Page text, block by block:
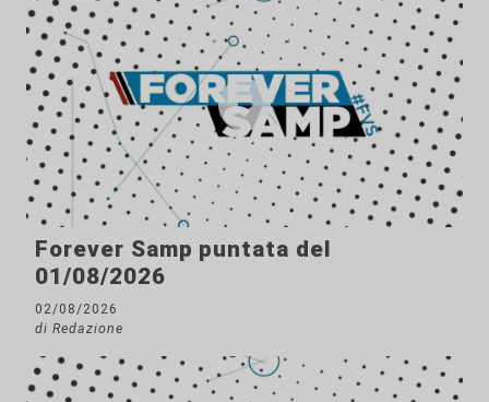
Forever Samp puntata del
01/08/2026
02/08/2026
di Redazione